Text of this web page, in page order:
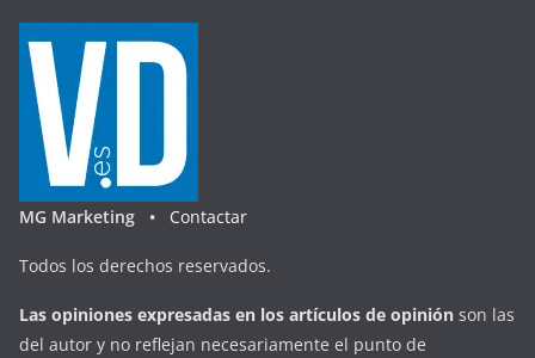
MG Marketing • Contactar
Todos los derechos reservados.
Las opiniones expresadas en los artículos de opinión son las
del autor y no reflejan necesariamente el punto de